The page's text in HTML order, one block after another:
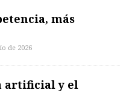
más
de 2026
artificial y el